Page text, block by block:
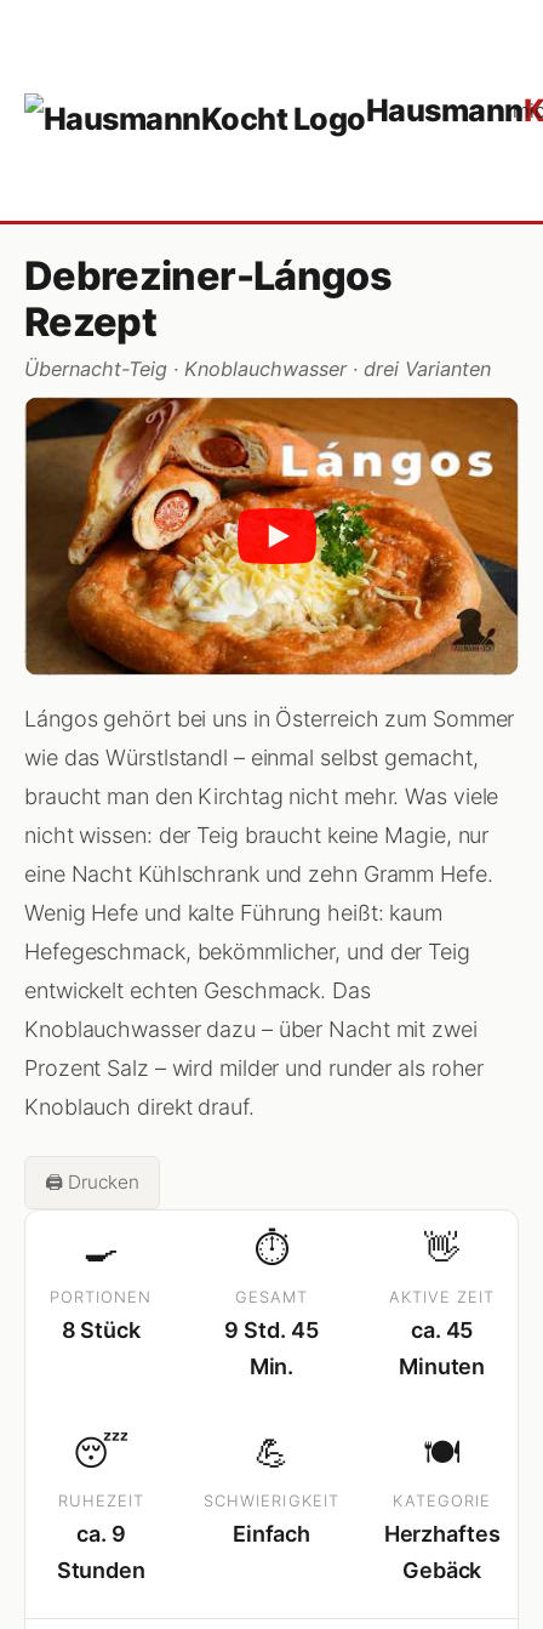
Hausmann
Debreziner-Lángos
Rezept
Übernacht-Teig · Knoblauchwasser · drei Varianten
Lángos gehört bei uns in Österreich zum Sommer
wie das Würstlstandl – einmal selbst gemacht,
braucht man den Kirchtag nicht mehr. Was viele
nicht wissen: der Teig braucht keine Magie, nur
eine Nacht Kühlschrank und zehn Gramm Hefe.
Wenig Hefe und kalte Führung heißt: kaum
Hefegeschmack, bekömmlicher, und der Teig
entwickelt echten Geschmack. Das
Knoblauchwasser dazu – über Nacht mit zwei
Prozent Salz – wird milder und runder als roher
Knoblauch direkt drauf.
🖨️ Drucken
🍳
PORTIONEN
8 Stück
⏱
GESAMT
9 Std. 45
Min.
👋
AKTIVE ZEIT
ca. 45
Minuten
😴
RUHEZEIT
ca. 9
Stunden
💪
SCHWIERIGKEIT
Einfach
🍽
KATEGORIE
Herzhaftes
Gebäck